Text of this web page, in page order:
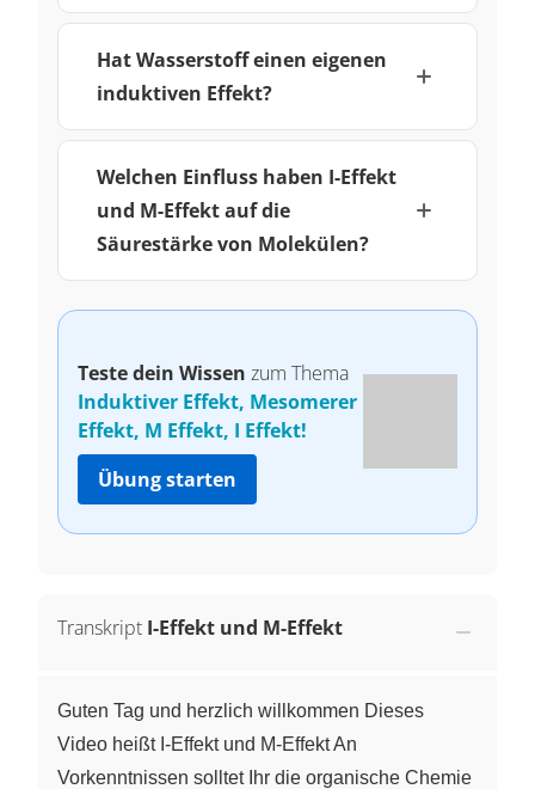
Hat Wasserstoff einen eigenen
induktiven Effekt?
Welchen Einfluss haben I-Effekt
und M-Effekt auf die
Säurestärke von Molekülen?
Teste dein Wissen zum Thema
Induktiver Effekt, Mesomerer
Effekt, M Effekt, I Effekt!
Übung starten
Transkript I-Effekt und M-Effekt
Guten Tag und herzlich willkommen Dieses
Video heißt I-Effekt und M-Effekt An
Vorkenntnissen solltet Ihr die organische Chemie